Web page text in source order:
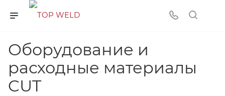
Оборудование и
расходные материалы
CUT